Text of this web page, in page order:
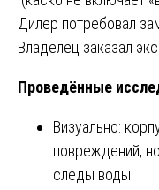
Дилер потребовал
Владелец заказал
Проведённые
Визуально:
повреждений,
следы воды.